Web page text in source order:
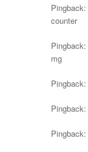
Pingback:
counter
Pingback:
mg
Pingback:
Pingback:
Pingback: